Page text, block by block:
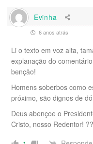
Evinha
6 anos atrás
Li o texto em voz alta,
explanação do
benção!
Homens soberbos como
próximo, são dignos de
Deus abençoe o
Cristo, nosso Redentor! ??